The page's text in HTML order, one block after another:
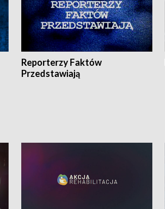
Reporterzy Faktów
Przedstawiają